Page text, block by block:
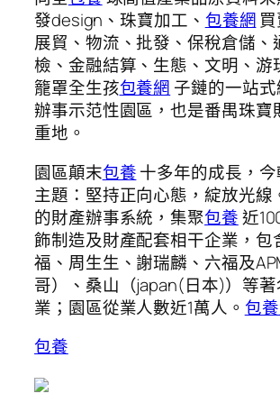
發design、珠寶加工、 包養網
展貿、物流、批發、保稅倉儲、
檢、金融結算、生態、文明、游
籠罩全生孩包養網 子鏈的一站
辦事示范性園區，也是番禺珠寶
重地。
園區顛末包養十多年的成長，
主題：堅持正向心態，綻放光線
的財產辦事系統，集聚包養近
飾制造及財產配套相干企業，包
福、周生生、謝瑞麟、六福及
哥）、桑山（japan(日本)）等
業；園區從業人數近1萬人。 包
包養